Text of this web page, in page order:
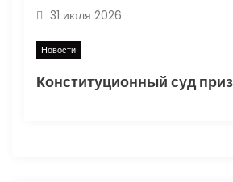
31 июля 2026
Новости